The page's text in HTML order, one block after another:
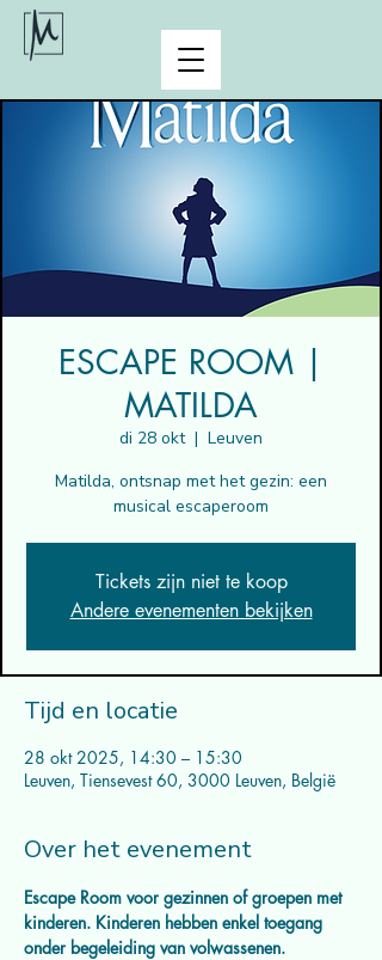
ESCAPE ROOM |
MATILDA
di 28 okt
  |
Leuven
Matilda, ontsnap met het gezin: een
Tickets zijn niet te koop
Andere evenementen bekijken
Tijd en locatie
28 okt 2025, 14:30 – 15:30
Leuven, Tiensevest 60, 3000 Leuven, België
Over het evenement
Escape Room voor gezinnen of groepen met
kinderen. Kinderen hebben enkel toegang
onder begeleiding van volwassenen.